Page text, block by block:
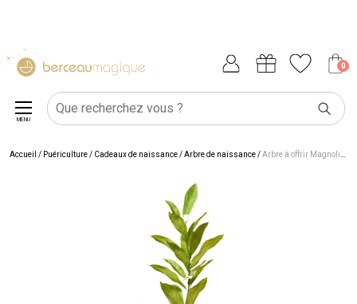
0
MENU
Accueil / Puériculture/ Cadeaux de naissance/Arbre de naissance/Arbre à offrir Magnolia Etoilé - Noblesse et Persévérance